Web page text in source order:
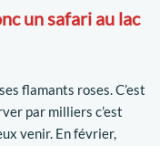
un safari au lac
flamants roses. C’est
par milliers c’est
venir. En février,